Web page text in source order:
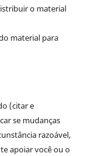
o material
material para
(citar e
se mudanças
razoável,
apoiar você ou o